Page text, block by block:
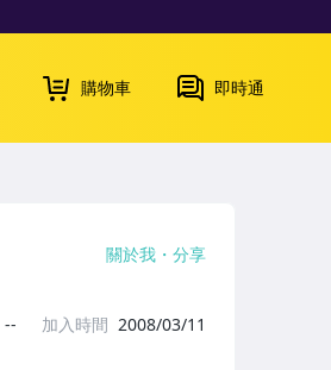
購物車 即時通
關於我 分享
-- 加入時間 2008/03/11